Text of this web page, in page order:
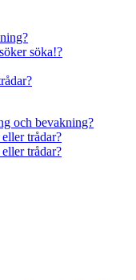
söka!?
och bevakning?
trådar?
trådar?